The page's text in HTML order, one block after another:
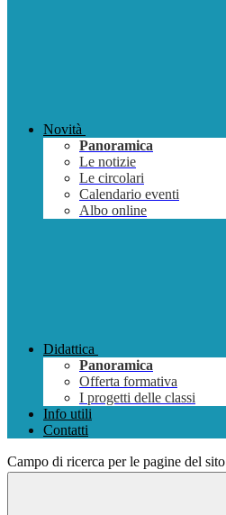
Novità
Panoramica
Le notizie
Le circolari
Calendario eventi
Albo online
Didattica
Panoramica
Offerta formativa
I progetti delle classi
Info utili
Contatti
Campo di ricerca per le pagine del sito